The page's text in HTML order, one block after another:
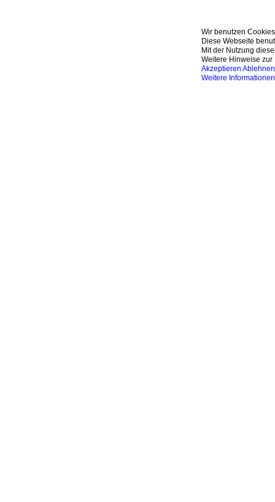
Wir benutzen Cookies
Diese Webseite
Mit der Nutzung
Weitere Hinweise zur
Akzeptieren Ablehnen
Weitere Informationen